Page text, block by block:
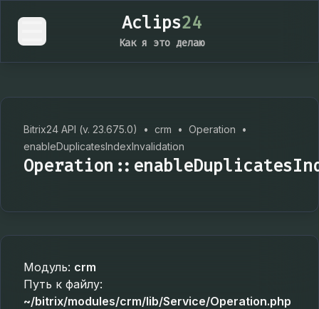
Aclips24
Как я это делаю
Bitrix24 API (v. 23.675.0) • crm • Operation
•
enableDuplicatesIndexInvalidation
Модуль: crm
Путь к файлу:
~/bitrix/modules/crm/lib/Service/Operation.php